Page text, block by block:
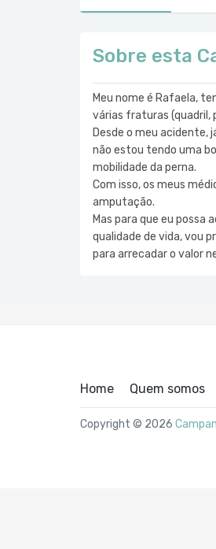
Sobre esta
Meu nome é Rafaela,
várias fraturas (quadril,
Desde o meu acidente,
não estou tendo uma
mobilidade da perna.
Com isso, os meus
amputação.
Mas para que eu possa
qualidade de vida, vou
para arrecadar o valor
Home Quem somos
Copyright © 2026